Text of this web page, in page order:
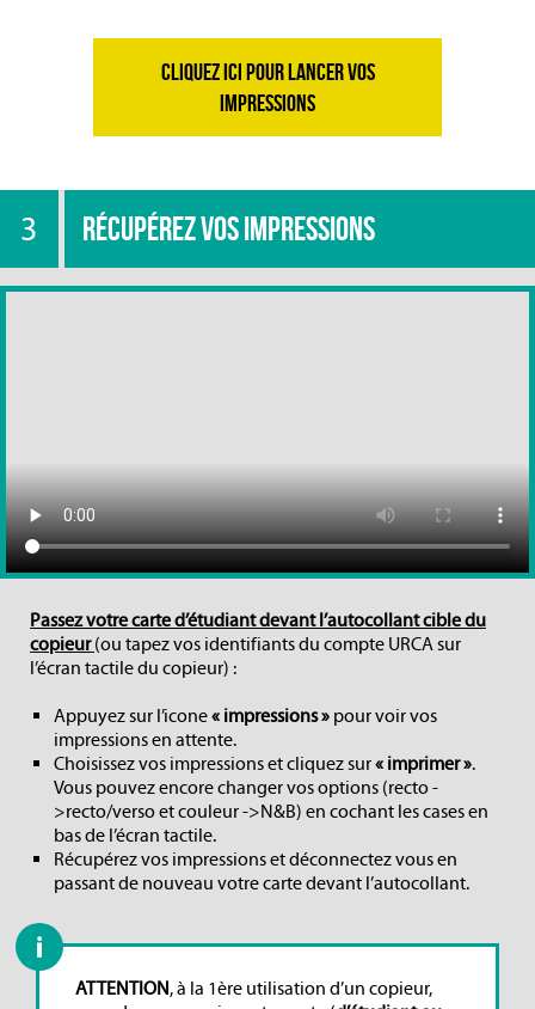
CLIQUEZ ICI POUR LANCER VOS
IMPRESSIONS
3 RÉCUPÉREZ VOS IMPRESSIONS
Passez votre carte d’étudiant devant l’autocollant cible du
copieur(ou tapez vos identifiants du compte URCA sur
l’écran tactile du copieur) :
Appuyez sur l’icone« impressions » pour voir vos
impressions en attente.
Choisissez vos impressions et cliquez sur« imprimer ».
Vous pouvez encore changer vos options (recto -
>recto/verso et couleur ->N&B) en cochant les cases en
bas de l’écran tactile.
Récupérez vos impressions et déconnectez vous en
passant de nouveau votre carte devant l’autocollant.
ATTENTION, à la 1ère utilisation d’un copieur,